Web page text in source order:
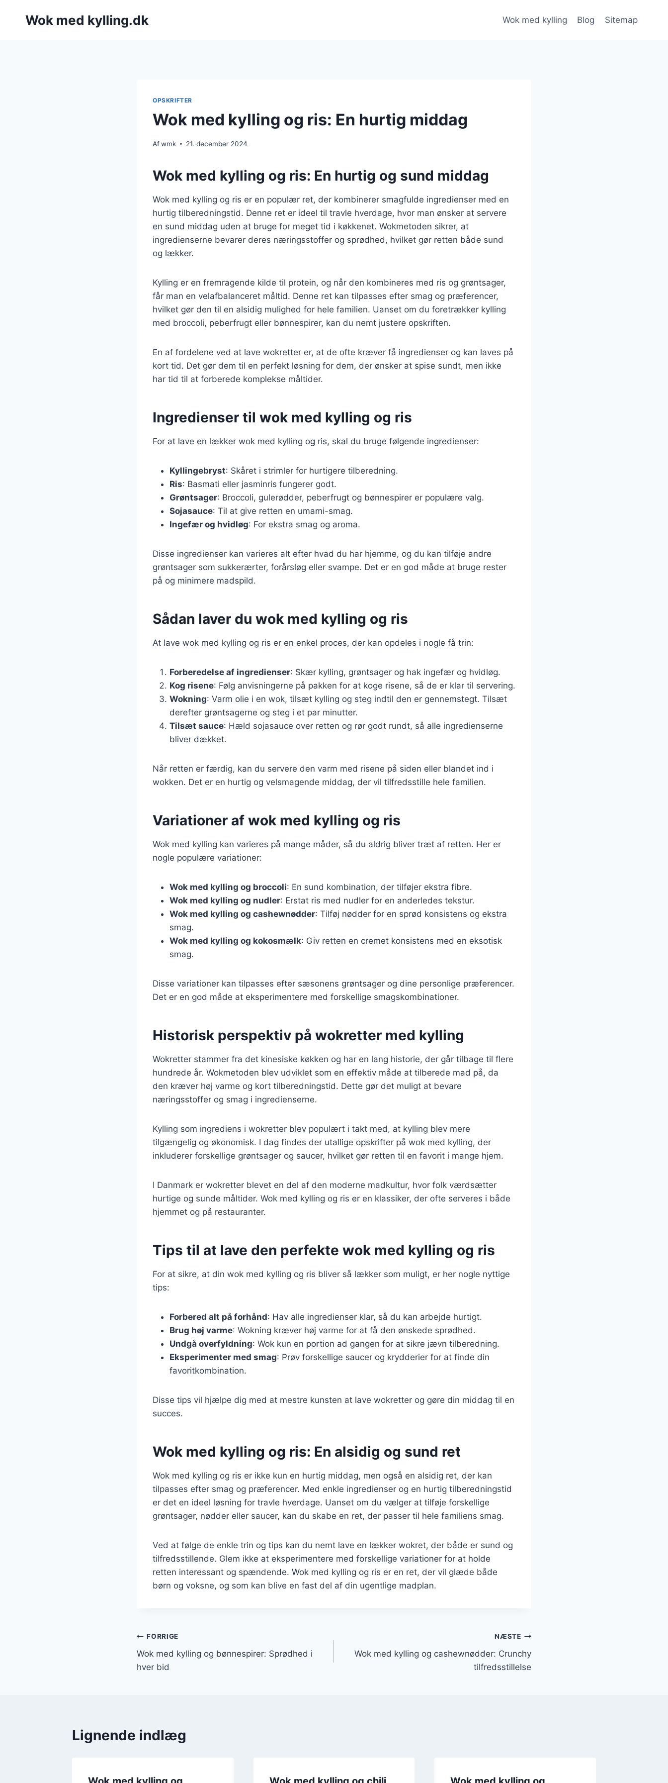
Wok med kylling.dk Wok med kylling Blog Sitemap
OPSKRIFTER
Wok med kylling og ris: En hurtig middag
Afwmk 21. december 2024
Wok med kylling og ris: En hurtig og sund middag
Wok med kylling og ris er en populær ret, der kombinerer smagfulde ingredienser med en
hurtig tilberedningstid. Denne ret er ideel til travle hverdage, hvor man ønsker at servere
en sund middag uden at bruge for meget tid i køkkenet. Wokmetoden sikrer, at
ingredienserne bevarer deres næringsstoffer og sprødhed, hvilket gør retten både sund
og lækker.
Kylling er en fremragende kilde til protein, og når den kombineres med ris og grøntsager,
får man en velafbalanceret måltid. Denne ret kan tilpasses efter smag og præferencer,
hvilket gør den til en alsidig mulighed for hele familien. Uanset om du foretrækker kylling
med broccoli, peberfrugt eller bønnespirer, kan du nemt justere opskriften.
En af fordelene ved at lave wokretter er, at de ofte kræver få ingredienser og kan laves på
kort tid. Det gør dem til en perfekt løsning for dem, der ønsker at spise sundt, men ikke
har tid til at forberede komplekse måltider.
Ingredienser til wok med kylling og ris
For at lave en lækker wok med kylling og ris, skal du bruge følgende ingredienser:
Kyllingebryst: Skåret i strimler for hurtigere tilberedning.
Ris: Basmati eller jasminris fungerer godt.
Grøntsager: Broccoli, gulerødder, peberfrugt og bønnespirer er populære valg.
Sojasauce: Til at give retten en umami-smag.
Ingefær og hvidløg: For ekstra smag og aroma.
Disse ingredienser kan varieres alt efter hvad du har hjemme, og du kan tilføje andre
grøntsager som sukkerærter, forårsløg eller svampe. Det er en god måde at bruge rester
på og minimere madspild.
Sådan laver du wok med kylling og ris
At lave wok med kylling og ris er en enkel proces, der kan opdeles i nogle få trin:
Forberedelse af ingredienser: Skær kylling, grøntsager og hak ingefær og hvidløg.
Kog risene: Følg anvisningerne på pakken for at koge risene, så de er klar til servering.
Wokning: Varm olie i en wok, tilsæt kylling og steg indtil den er gennemstegt. Tilsæt
derefter grøntsagerne og steg i et par minutter.
Tilsæt sauce: Hæld sojasauce over retten og rør godt rundt, så alle ingredienserne
bliver dækket.
Når retten er færdig, kan du servere den varm med risene på siden eller blandet ind i
wokken. Det er en hurtig og velsmagende middag, der vil tilfredsstille hele familien.
Variationer af wok med kylling og ris
Wok med kylling kan varieres på mange måder, så du aldrig bliver træt af retten. Her er
nogle populære variationer:
Wok med kylling og broccoli: En sund kombination, der tilføjer ekstra fibre.
Wok med kylling og nudler: Erstat ris med nudler for en anderledes tekstur.
Wok med kylling og cashewnødder: Tilføj nødder for en sprød konsistens og ekstra
smag.
Wok med kylling og kokosmælk: Giv retten en cremet konsistens med en eksotisk
smag.
Disse variationer kan tilpasses efter sæsonens grøntsager og dine personlige præferencer.
Det er en god måde at eksperimentere med forskellige smagskombinationer.
Historisk perspektiv på wokretter med kylling
Wokretter stammer fra det kinesiske køkken og har en lang historie, der går tilbage til flere
hundrede år. Wokmetoden blev udviklet som en effektiv måde at tilberede mad på, da
den kræver høj varme og kort tilberedningstid. Dette gør det muligt at bevare
næringsstoffer og smag i ingredienserne.
Kylling som ingrediens i wokretter blev populært i takt med, at kylling blev mere
tilgængelig og økonomisk. I dag findes der utallige opskrifter på wok med kylling, der
inkluderer forskellige grøntsager og saucer, hvilket gør retten til en favorit i mange hjem.
I Danmark er wokretter blevet en del af den moderne madkultur, hvor folk værdsætter
hurtige og sunde måltider. Wok med kylling og ris er en klassiker, der ofte serveres i både
hjemmet og på restauranter.
Tips til at lave den perfekte wok med kylling og ris
For at sikre, at din wok med kylling og ris bliver så lækker som muligt, er her nogle nyttige
tips:
Forbered alt på forhånd: Hav alle ingredienser klar, så du kan arbejde hurtigt.
Brug høj varme: Wokning kræver høj varme for at få den ønskede sprødhed.
Undgå overfyldning: Wok kun en portion ad gangen for at sikre jævn tilberedning.
Eksperimenter med smag: Prøv forskellige saucer og krydderier for at finde din
favoritkombination.
Disse tips vil hjælpe dig med at mestre kunsten at lave wokretter og gøre din middag til en
succes.
Wok med kylling og ris: En alsidig og sund ret
Wok med kylling og ris er ikke kun en hurtig middag, men også en alsidig ret, der kan
tilpasses efter smag og præferencer. Med enkle ingredienser og en hurtig tilberedningstid
er det en ideel løsning for travle hverdage. Uanset om du vælger at tilføje forskellige
grøntsager, nødder eller saucer, kan du skabe en ret, der passer til hele familiens smag.
Ved at følge de enkle trin og tips kan du nemt lave en lækker wokret, der både er sund og
tilfredsstillende. Glem ikke at eksperimentere med forskellige variationer for at holde
retten interessant og spændende. Wok med kylling og ris er en ret, der vil glæde både
børn og voksne, og som kan blive en fast del af din ugentlige madplan.
Indlægsnavigation
FORRIGE
Wok med kylling og bønnespirer: Sprødhed i
hver bid
NÆSTE
Wok med kylling og cashewnødder: Crunchy
tilfredsstillelse
Lignende indlæg